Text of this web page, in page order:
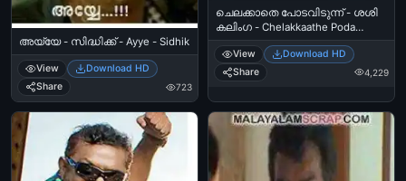
അയ്യേ - സിദ്ധിക്ക് - Ayye - Sidhik
View
Download HD
Share
723
ചെലക്കാതെ പോടവിടുന്ന്‍ - ശശി
കലിംഗ - Chelakkaathe Poda
Avidunnu - Sasi Kalinga
View
Download HD
Share
4,229